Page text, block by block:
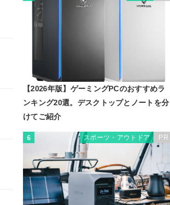
【2026年版】ゲーミングPCのおすすめラ
ンキング20選。デスクトップとノートを分
けてご紹介
6 スポーツ・アウトドア PR